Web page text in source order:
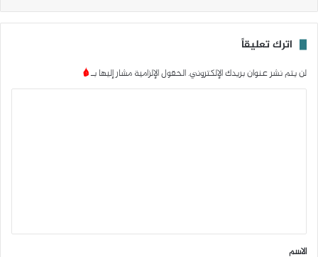
اترك تعليقاً
لن يتم نشر عنوان بريدك الإلكتروني.الحقول الإلزامية مشار إليها بـ*
*
الاسم